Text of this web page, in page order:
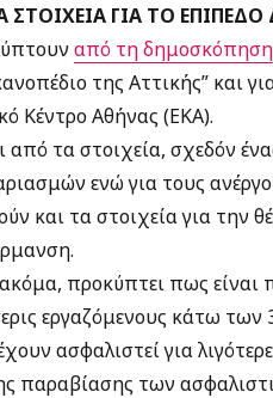
ΣΤΟΙΧΕΙΑ ΓΙΑ ΤΟ ΕΠΙΠΕΔΟ
από τη δημοσκόπηση
της Αττικής” και
Κέντρο Αθήνας (ΕΚΑ).
τα στοιχεία, σχεδόν
ενώ για τους
και τα στοιχεία για την
προκύπτει πως
εργαζόμενους κάτω των
ασφαλιστεί για
παραβίασης των